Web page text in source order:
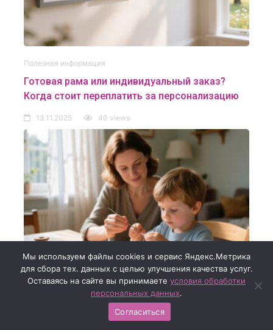
Полезная информация
Готовая рама или индивидуальный заказ?
Когда стоит переплатить за персонализацию
13.11.2025 40 views
Мы используем файлы cookies и сервис Яндекс.Метрика
для сбора тех. данных с целью улучшения качества услуг.
Оставаясь на сайте вы принимаете условия обработки
персональных данных.
Согласиться